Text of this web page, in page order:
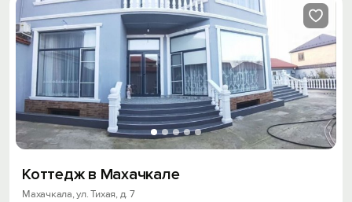
Коттедж в Махачкале
Махачкала, ул. Тихая, д. 7